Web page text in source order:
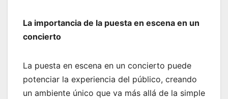
La importancia de la puesta en escena en un
concierto
La puesta en escena en un concierto puede
potenciar la experiencia del público, creando
un ambiente único que va más allá de la simple